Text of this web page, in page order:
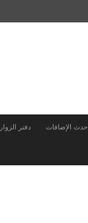
أحدث الإضافات دفتر الزوار